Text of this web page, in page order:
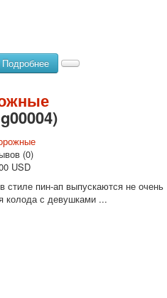
Подробнее
g00004)
(0)
USD
стиле пин-ап выпускаются не очень
колода с девушками ...